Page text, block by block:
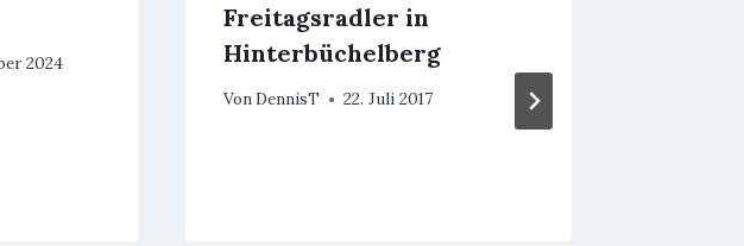
2024
Freitagsradler in
Hinterbüchelberg
VonDennisT 22. Juli 2017